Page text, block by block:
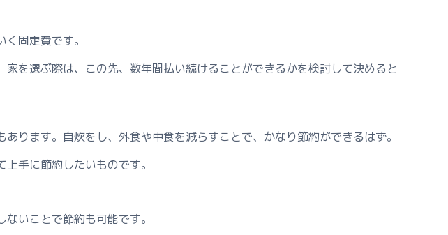
固定費です。
を選ぶ際は、この先、数年間払い続けることができるかを検討して決めると
ります。自炊をし、外食や中食を減らすことで、かなり節約ができるはず。
手に節約したいものです。
いことで節約も可能です。